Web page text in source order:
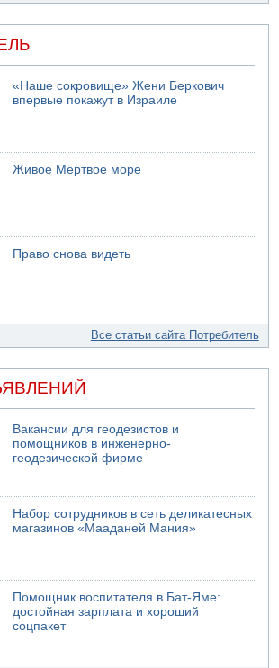
«Наше сокровище» Жени Беркович
впервые покажут в Израиле
Живое Мертвое море
Право снова видеть
Все статьи сайта Потребитель
Вакансии для геодезистов и
помощников в инженерно-
геодезической фирме
Набор сотрудников в сеть деликатесных
магазинов «Мааданей Мания»
Помощник воспитателя в Бат-Яме:
достойная зарплата и хороший
соцпакет